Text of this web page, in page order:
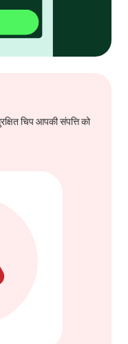
चिप आपकी संपत्ति को